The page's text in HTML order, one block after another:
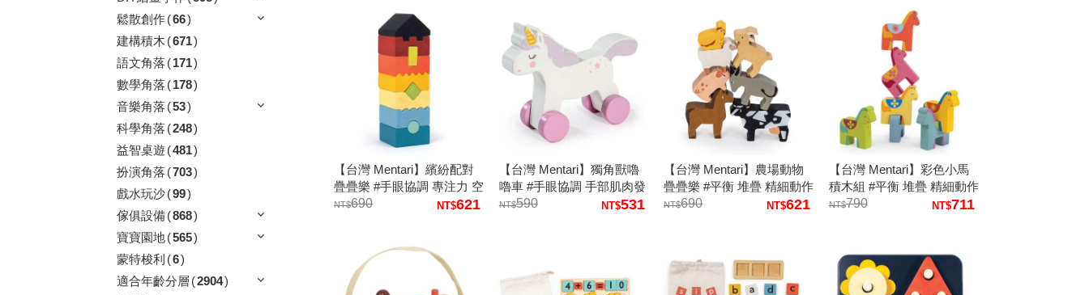
鬆散創作(66)
建構積木 (671)
語文角落 (171)
數學角落 (178)
音樂角落 (53)
科學角落 (248)
益智桌遊 (481)
扮演角落 (703)
戲水玩沙(99)
傢俱設備(868)
寶寶園地(565)
蒙特梭利 (6)
適合年齡分層 (2904)
【台灣 Mentari】繽紛配對
疊疊樂 #手眼協調 專注力 空
間感 配對 形狀顏色認知 積
690 621
【台灣 Mentari】獨角獸嚕
嚕車 #手眼協調 手部肌肉發
展 590 531
【台灣 Mentari】農場動物
疊疊樂 #平衡 堆疊 精細動作
耐心690 621
【台灣 Mentari】彩色小馬
積木組 #平衡 堆疊 精細動作
耐心790 711